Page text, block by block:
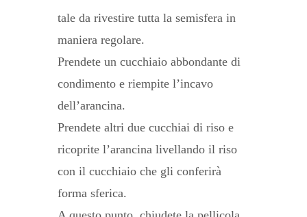
tale da rivestire tutta la semisfera in
maniera regolare.
Prendete un cucchiaio abbondante di
condimento e riempite l’incavo
dell’arancina.
Prendete altri due cucchiai di riso e
ricoprite l’arancina livellando il riso
con il cucchiaio che gli conferirà
forma sferica.